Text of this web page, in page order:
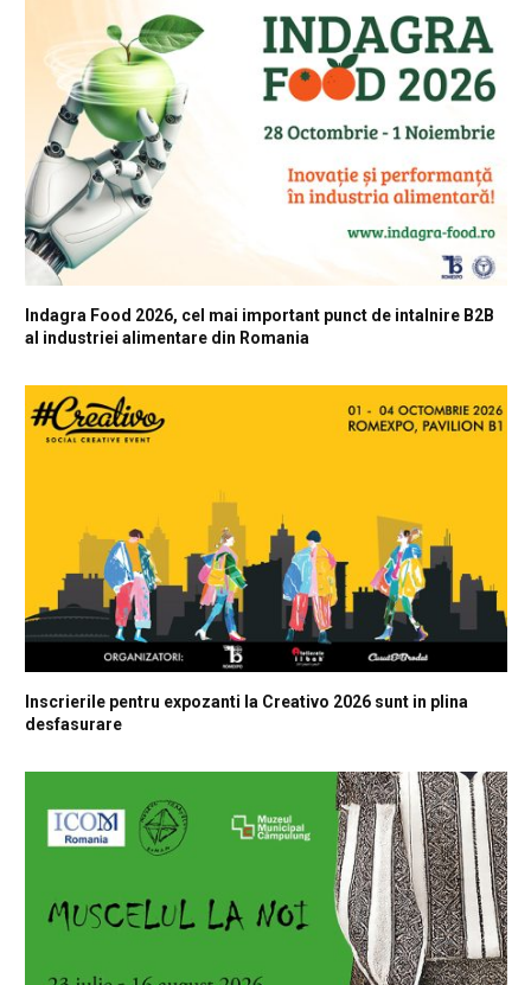
Indagra Food 2026, cel mai important punct de intalnire B2B
al industriei alimentare din Romania
Inscrierile pentru expozanti la Creativo 2026 sunt in plina
desfasurare